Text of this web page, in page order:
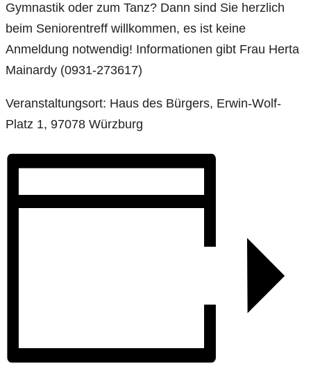
Gymnastik oder zum Tanz? Dann sind Sie herzlich
beim Seniorentreff willkommen, es ist keine
Anmeldung notwendig! Informationen gibt Frau Herta
Mainardy (0931-273617)
Veranstaltungsort: Haus des Bürgers, Erwin-Wolf-
Platz 1, 97078 Würzburg